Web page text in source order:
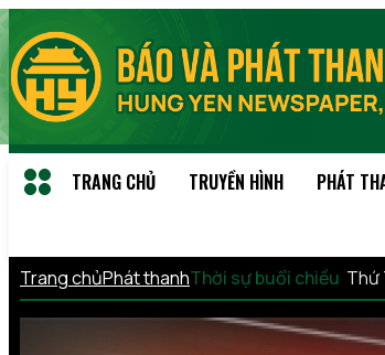
TRANG CHỦ TRUYỀN HÌNH PHÁT
Trang chủPhát thanhThời sự buổi chiều Thứ